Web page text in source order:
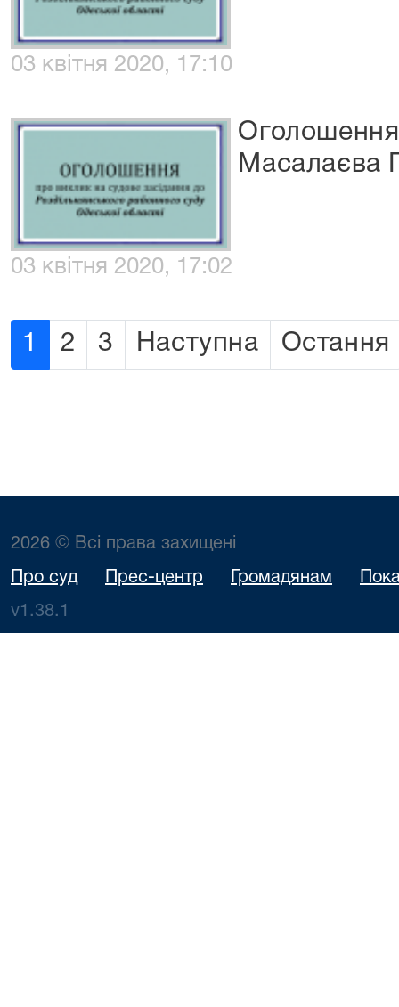
03 квітня 2020, 17:10
Масалаєва
03 квітня 2020, 17:02
1 2 3 Наступна Остання
2026 © Всі права захищені
Про суд Прес-центр Громадянам
v1.38.1